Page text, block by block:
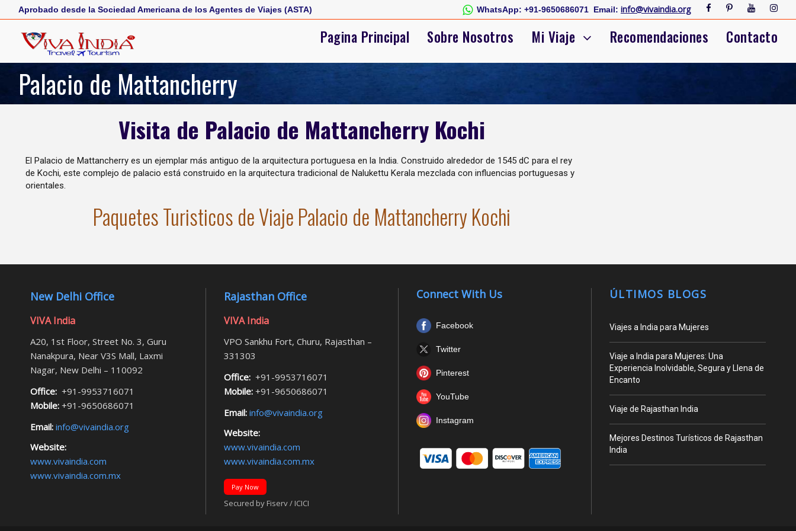
Aprobado desde la Sociedad Americana de los Agentes de Viajes (ASTA) WhatsApp: +91-9650686071 Email: info@vivaindia.org
Pagina Principal Sobre Nosotros Mi Viaje Recomendaciones Contacto
Palacio de Mattancherry
Visita de Palacio de Mattancherry Kochi
El Palacio de Mattancherry es un ejemplar más antiguo de la arquitectura portuguesa en la India. Construido alrededor de 1545 dC para el rey
de Kochi, este complejo de palacio está construido en la arquitectura tradicional de Nalukettu Kerala mezclada con influencias portuguesas y
orientales.
Paquetes Turisticos de Viaje Palacio de Mattancherry Kochi
New Delhi Office
VIVA India
A20, 1st Floor, Street No. 3, Guru
Nanakpura, Near V3S Mall, Laxmi
Nagar, New Delhi – 110092
Office: +91-9953716071
Mobile: +91-9650686071
Email: info@vivaindia.org
Website:
www.vivaindia.com
www.vivaindia.com.mx
Rajasthan Office
VIVA India
VPO Sankhu Fort, Churu, Rajasthan –
331303
Office:+91-9953716071
Mobile:+91-9650686071
Email:info@vivaindia.org
Website:
www.vivaindia.com
www.vivaindia.com.mx
Pay Now
Secured by Fiserv / ICICI
Connect With Us
Facebook
Twitter
Pinterest
YouTube
Instagram
ÚLTIMOS BLOGS
Viajes a India para Mujeres
Viaje a India para Mujeres: Una
Experiencia Inolvidable, Segura y Llena de
Encanto
Viaje de Rajasthan India
Mejores Destinos Turísticos de Rajasthan
India